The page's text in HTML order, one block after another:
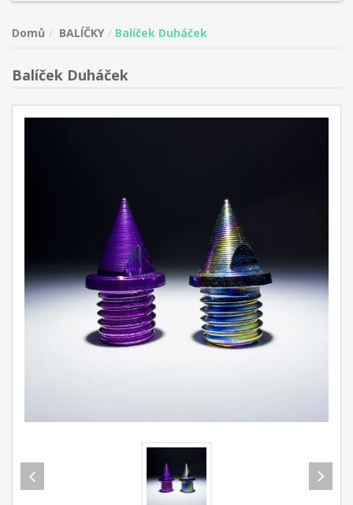
Domů BALÍČKY Balíček Duháček
Balíček Duháček